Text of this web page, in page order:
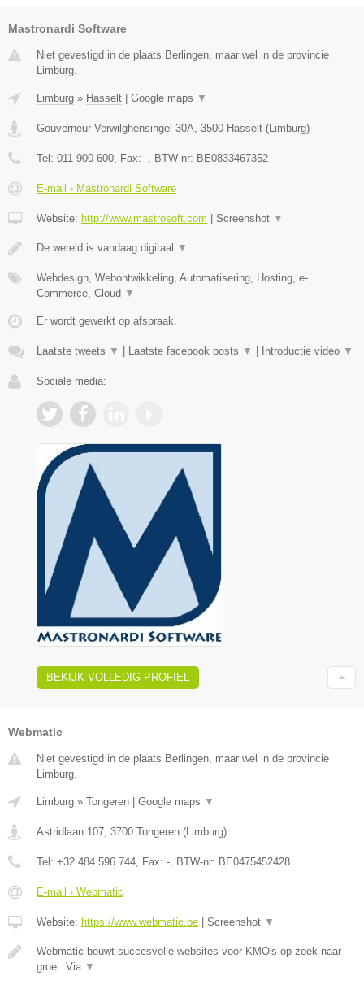
Mastronardi Software
Niet gevestigd in de plaats Berlingen, maar wel in de provincie
Limburg.
Limburg » Hasselt Google maps ▼
Gouverneur Verwilghensingel 30A, 3500 Hasselt (Limburg)
Tel: 011 900 600, Fax: -, BTW-nr: BE0833467352
E-mail › Mastronardi Software
Website: http://www.mastrosoft.com Screenshot ▼
De wereld is vandaag digitaal ▼
Webdesign, Webontwikkeling, Automatisering, Hosting, e-
Commerce, Cloud ▼
Er wordt gewerkt op afspraak.
Laatste tweets ▼ Laatste facebook posts ▼ Introductie video ▼
Sociale media:
BEKIJK VOLLEDIG PROFIEL
Webmatic
Niet gevestigd in de plaats Berlingen, maar wel in de provincie
Limburg.
Limburg » Tongeren Google maps ▼
Astridlaan 107, 3700 Tongeren (Limburg)
Tel: +32 484 596 744, Fax: -, BTW-nr: BE0475452428
E-mail › Webmatic
Website: https://www.webmatic.be Screenshot ▼
Webmatic bouwt succesvolle websites voor KMO's op zoek naar
groei. Via ▼